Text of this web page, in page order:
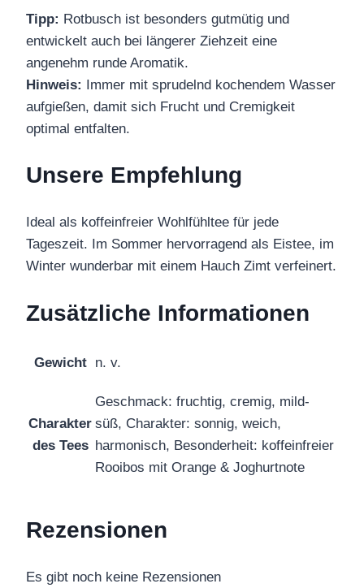
Tipp: Rotbusch ist besonders gutmütig und
entwickelt auch bei längerer Ziehzeit eine
angenehm runde Aromatik.
Hinweis: Immer mit sprudelnd kochendem Wasser
aufgießen, damit sich Frucht und Cremigkeit
optimal entfalten.
Unsere Empfehlung
Ideal als koffeinfreier Wohlfühltee für jede
Tageszeit. Im Sommer hervorragend als Eistee, im
Winter wunderbar mit einem Hauch Zimt verfeinert.
Zusätzliche Informationen
Gewicht n. v.
Charakter
des Tees
Geschmack: fruchtig, cremig, mild-
süß, Charakter: sonnig, weich,
harmonisch, Besonderheit: koffeinfreier
Rooibos mit Orange & Joghurtnote
Rezensionen
Es gibt noch keine Rezensionen